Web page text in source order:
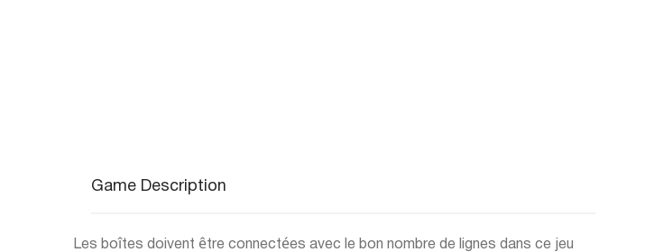
Game Description
Les boîtes doivent être connectées avec le bon nombre de lignes dans ce jeu